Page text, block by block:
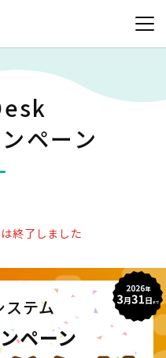
ペーン
終了しました
ステム
ペーン